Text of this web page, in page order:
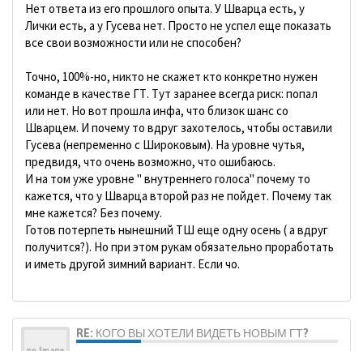
Нет ответа из его прошлого опыта. У Шварца есть, у
Лички есть, а у Гусева нет. Просто не успел еще показать
все свои возможности или не способен?
Точно, 100%-но, никто не скажет кто конкретно нужен
команде в качестве ГТ. Тут заранее всегда риск: попал
или нет. Но вот прошла инфа, что близок шанс со
Шварцем. И почему то вдруг захотелось, чтобы оставили
Гусева (непременно с Широковым). На уровне чутья,
предвидя, что очень возможно, что ошибаюсь.
И на том уже уровне " внутреннего голоса" почему то
кажется, что у Шварца второй раз не пойдет. Почему так
мне кажется? Без почему.
Готов потерпеть нынешний ТШ еще одну осень ( а вдруг
получится?). Но при этом рукам обязательно проработать
и иметь другой зимний вариант. Если чо.
RE: КОГО ВЫ ХОТЕЛИ ВИДЕТЬ НОВЫМ ГТ?